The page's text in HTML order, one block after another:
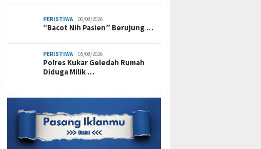
PERISTIWA 06/08/2026
“Bacot Nih Pasien” Berujung …
PERISTIWA 05/08/2026
Polres Kukar Geledah Rumah
Diduga Milik …